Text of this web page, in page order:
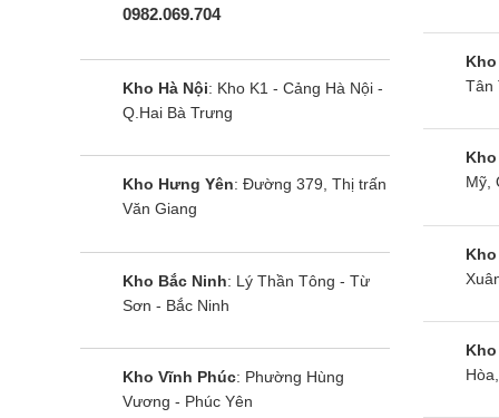
Công
Máy
máy sẽ
0982.069.704
Kho Hà Nội: Kho K1 - Cảng Hà Nội -
Q.Hai Bà Trưng
Kho Hưng Yên: Đường 379, Thị trấn
Văn Giang
Kho Bắc Ninh: Lý Thần Tông - Từ
Sơn - Bắc Ninh
Kho Vĩnh Phúc: Phường Hùng
Vương - Phúc Yên
Kho
Tân
Kho
Mỹ,
Kho